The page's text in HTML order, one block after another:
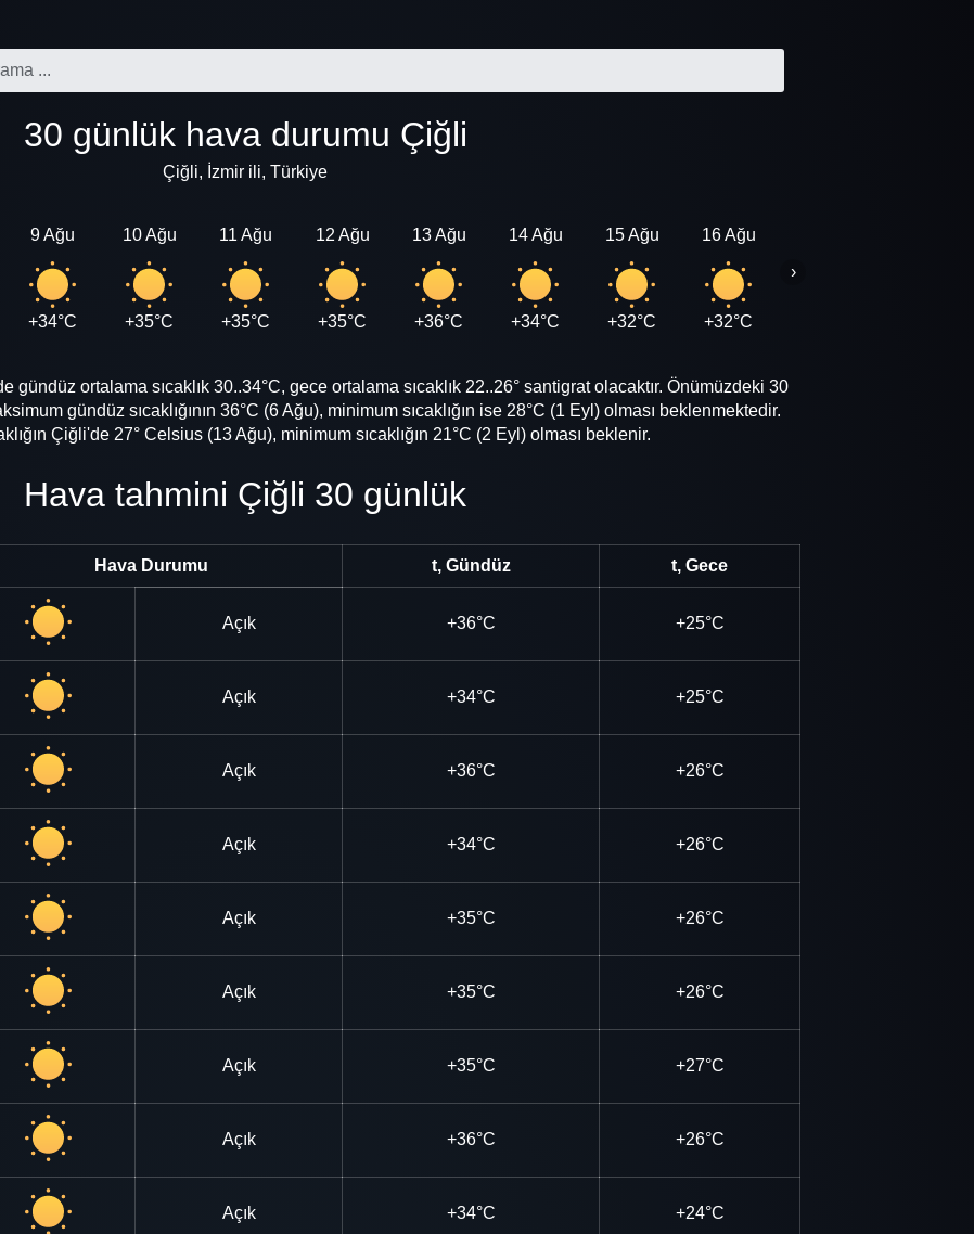
30 günlük hava durumu Çiğli
Çiğli, İzmir ili, Türkiye
9 Ağu
+34°C
10 Ağu
+35°C
11 Ağu
+35°C
12 Ağu
+35°C
13 Ağu
+36°C
14 Ağu
+34°C
15 Ağu
+32°C
16 Ağu
+32°C
›
ortalama sıcaklık 30..34°C, gece ortalama sıcaklık 22..26° santigrat olacaktır. Önümüzdeki 30
gündüz sıcaklığının 36°C (6 Ağu), minimum sıcaklığın ise 28°C (1 Eyl) olması beklenmektedir.
Çiğli'de 27° Celsius (13 Ağu), minimum sıcaklığın 21°C (2 Eyl) olması beklenir.
Hava tahmini Çiğli 30 günlük
Hava Durumu t, Gündüz t, Gece
Açık +36°C +25°C
Açık +34°C +25°C
Açık +36°C +26°C
Açık +34°C +26°C
Açık +35°C +26°C
Açık +35°C +26°C
Açık +35°C +27°C
Açık +36°C +26°C
Açık +34°C +24°C